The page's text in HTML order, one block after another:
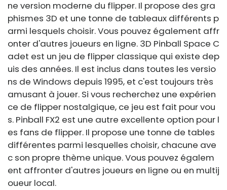
ne version moderne du flipper. Il propose des gra
phismes 3D et une tonne de tableaux différents p
armi lesquels choisir. Vous pouvez également affr
onter d'autres joueurs en ligne. 3D Pinball Space C
adet est un jeu de flipper classique qui existe dep
uis des années. Il est inclus dans toutes les versio
ns de Windows depuis 1995, et c'est toujours très
amusant à jouer. Si vous recherchez une expérien
ce de flipper nostalgique, ce jeu est fait pour vou
s. Pinball FX2 est une autre excellente option pour l
es fans de flipper. Il propose une tonne de tables
différentes parmi lesquelles choisir, chacune ave
c son propre thème unique. Vous pouvez égalem
ent affronter d'autres joueurs en ligne ou en multij
oueur local.